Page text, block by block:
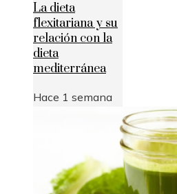
La dieta
flexitariana y su
relación con la
dieta
mediterránea
Hace 1 semana